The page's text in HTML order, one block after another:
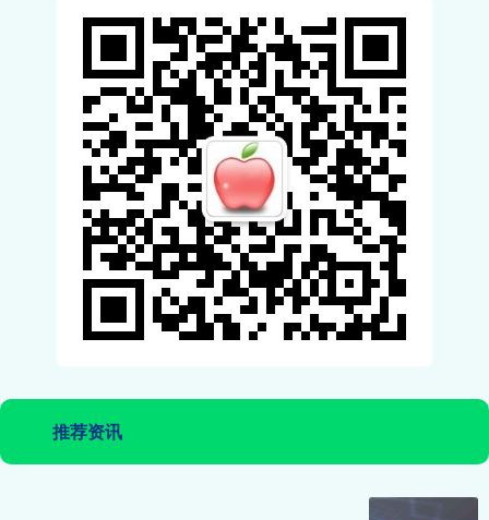
推荐资讯